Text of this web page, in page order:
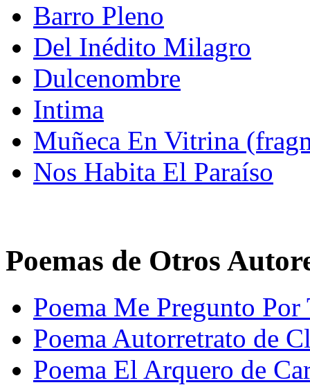
Barro Pleno
Del Inédito Milagro
Dulcenombre
Intima
Muñeca En Vitrina
Nos Habita El Paraíso
Poemas de Otros
Poema Me Pregunto
Poema Autorretrato de
Poema El Arquero de